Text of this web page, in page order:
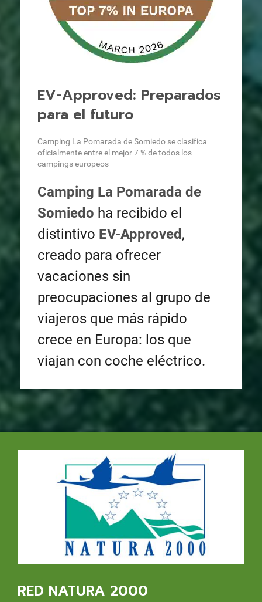
EV-Approved: Preparados
para el futuro
Camping La Pomarada de Somiedo se clasifica
oficialmente entre el mejor 7 % de todos los
campings europeos
Camping La Pomarada de
Somiedo ha recibido el
distintivo EV-Approved ,
creado para ofrecer
vacaciones sin
preocupaciones al grupo de
viajeros que más rápido
crece en Europa: los que
viajan con coche eléctrico.
RED NATURA 2000